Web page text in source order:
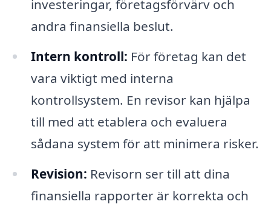
investeringar, företagsförvärv och
andra finansiella beslut.
Intern kontroll: För företag kan det
vara viktigt med interna
kontrollsystem. En revisor kan hjälpa
till med att etablera och evaluera
sådana system för att minimera risker.
Revision: Revisorn ser till att dina
finansiella rapporter är korrekta och